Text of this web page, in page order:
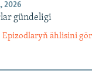
2026
gündeligi
Epizodlaryň ählisini gör